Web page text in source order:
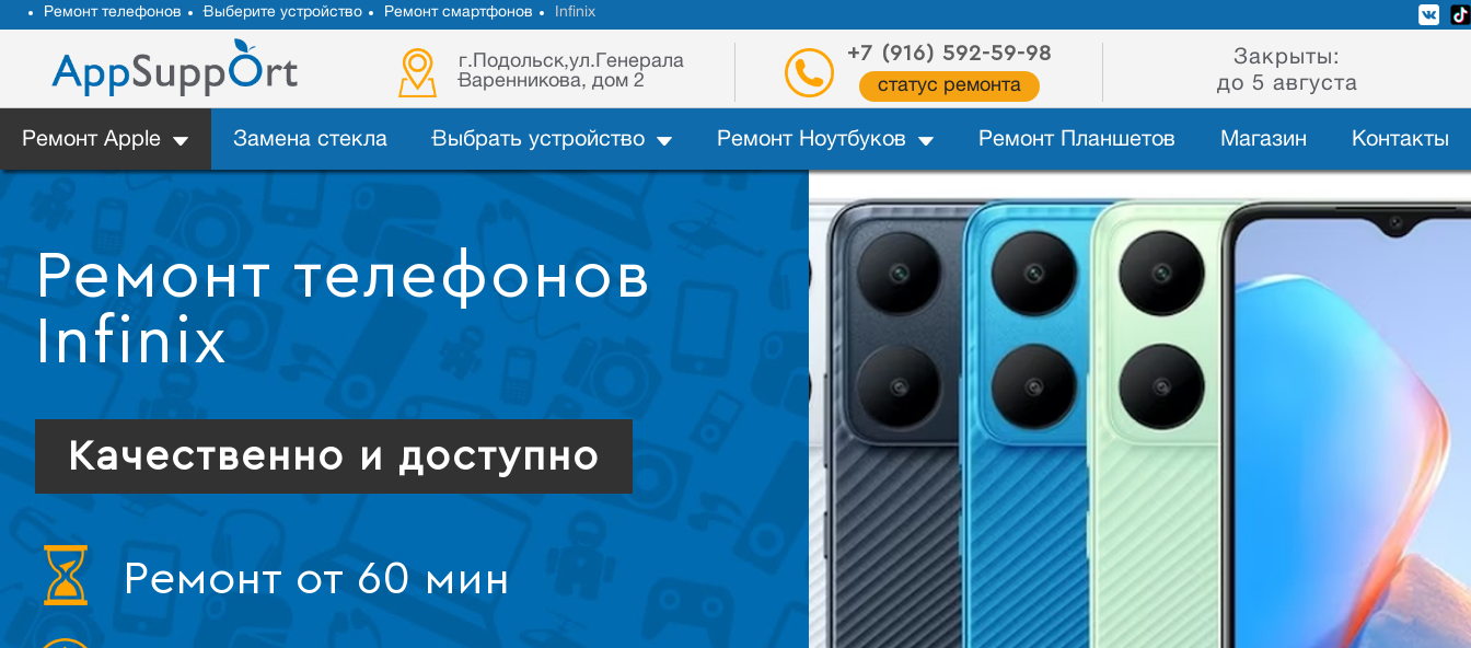
Ремонт телефонов Выберите устройство Ремонт смартфонов Infinix
г.Подольск,ул.Генерала
Варенникова, дом 2
+7 (916) 592-59-98
статус ремонта
Закрыты:
до 5 августа
Ремонт Apple Замена стекла Выбрать устройство Ремонт Ноутбуков Ремонт Планшетов Магазин Контакты
Ремонт телефонов
Infinix
Качественно и доступно
Ремонт от 60 мин